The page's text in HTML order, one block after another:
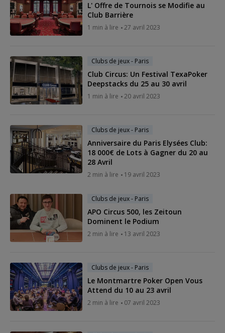
L' Offre de Tournois se Modifie au
Club Barrière
1 min à lire 27 avril 2023
Clubs de jeux - Paris
Club Circus: Un Festival TexaPoker
Deepstacks du 25 au 30 avril
1 min à lire 20 avril 2023
Clubs de jeux - Paris
Anniversaire du Paris Elysées Club:
18 000€ de Lots à Gagner du 20 au
28 Avril
2 min à lire 19 avril 2023
Clubs de jeux - Paris
APO Circus 500, les Zeitoun
Dominent le Podium
2 min à lire 13 avril 2023
Clubs de jeux - Paris
Le Montmartre Poker Open Vous
Attend du 10 au 23 avril
2 min à lire 07 avril 2023